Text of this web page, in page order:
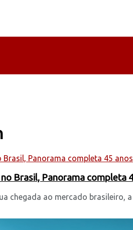
Brasil, Panorama completa
chegada ao mercado brasileiro,